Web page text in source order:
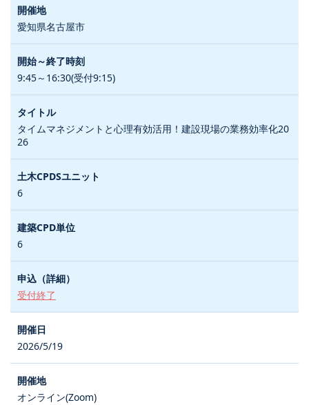
愛知県名古屋市
9:45～16:30(受付9:15)
タイムマネジメントと心理有効活用！建設現場の業務効率化20
26
6
6
受付終了
2026/5/19
オンライン(Zoom)